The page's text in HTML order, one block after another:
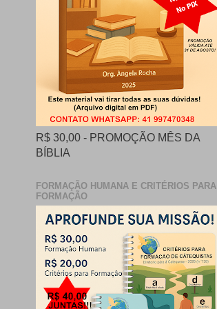
R$ 30,00 - PROMOÇÃO MÊS DA
BÍBLIA
FORMAÇÃO HUMANA E CRITÉRIOS PARA
FORMAÇÃO